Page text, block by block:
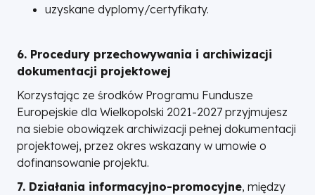
uzyskane dyplomy/certyfikaty.
6. Procedury przechowywania i archiwizacji
dokumentacji projektowej
Korzystając ze środków Programu Fundusze
Europejskie dla Wielkopolski 2021-2027 przyjmujesz
na siebie obowiązek archiwizacji pełnej dokumentacji
projektowej, przez okres wskazany w umowie o
dofinansowanie projektu.
7. Działania informacyjno-promocyjne, między